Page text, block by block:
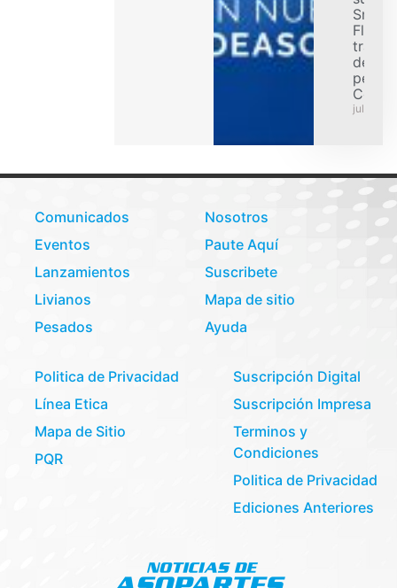
Smart
Flex
de
julio 31,
Comunicados
Eventos
Lanzamientos
Livianos
Pesados
Nosotros
Paute Aquí
Suscribete
Mapa de sitio
Ayuda
Politica de Privacidad
Línea Etica
Mapa de Sitio
PQR
Suscripción Digital
Suscripción Impresa
Terminos y
Condiciones
Politica de Privacidad
Ediciones Anteriores